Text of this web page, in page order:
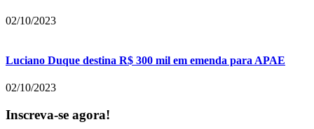
02/10/2023
Luciano Duque destina R$ 300 mil em emenda para APAE
02/10/2023
Inscreva-se agora!